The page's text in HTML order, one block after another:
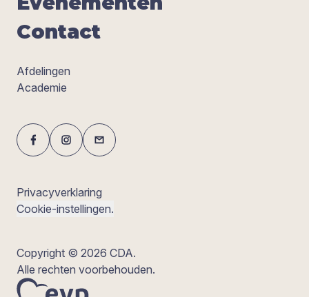
Con­tact
Afdelingen
Academie
Privacyverklaring
Cookie-instellingen.
Copyright © 2026 CDA.
Alle rechten voorbehouden.